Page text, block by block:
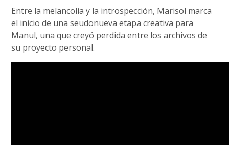
Entre la melancolía y la introspección, Marisol marca
el inicio de una seudonueva etapa creativa para
Manul, una que creyó perdida entre los archivos de
su proyecto personal.